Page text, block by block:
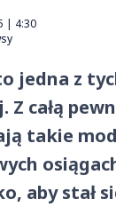
| 4:30
jedna z
Z całą
takie
aby stał